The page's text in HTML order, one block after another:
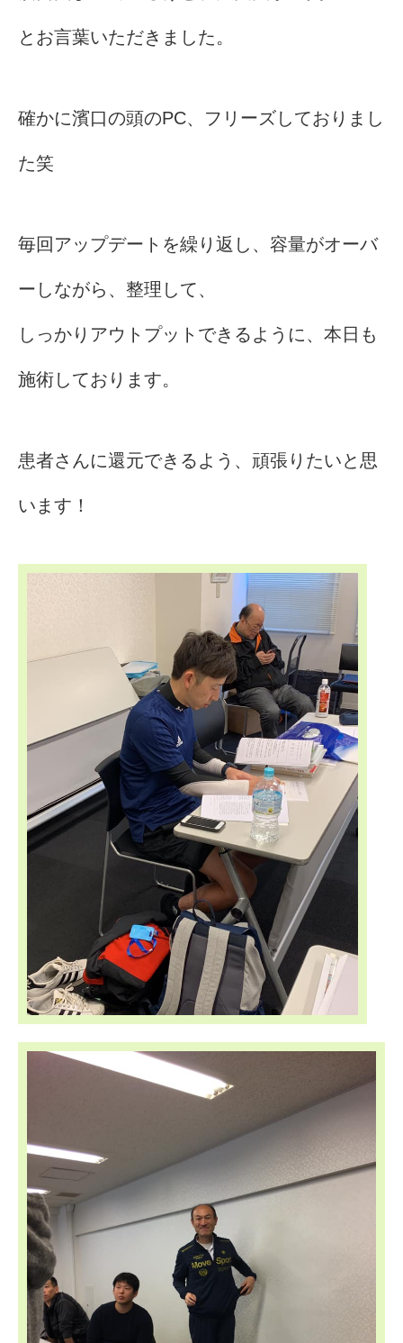
とお言葉いただきました。
確かに濱口の頭のPC、フリーズしておりまし
た笑
毎回アップデートを繰り返し、容量がオーバ
ーしながら、整理して、
しっかりアウトプットできるように、本日も
施術しております。
患者さんに還元できるよう、頑張りたいと思
います！